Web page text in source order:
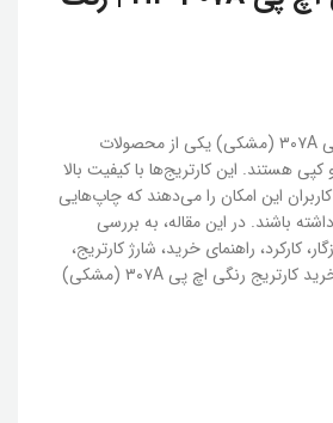
کارتریج‌های رنگی اچ پی ۳۰۷A (مشکی) یکی از محصولات
کپی هستند. این کارتریج‌ها با کیفیت بالا
کاربران این امکان را می‌دهند که چاپ‌هایی
باشند. در این مقاله، به بررسی
کارکرد، راهنمای خرید، شارژ کارتریج،
قیمت و نکات مهم در خرید کارتریج رنگی اچ پی ۳۰۷A (مشکی)